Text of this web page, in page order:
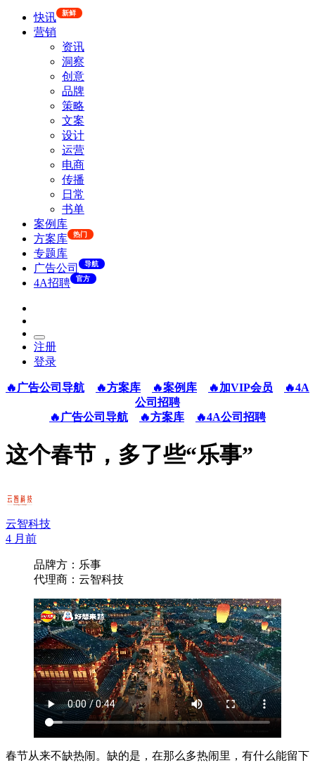
快讯 新鲜
营销
资讯
洞察
创意
品牌
策略
文案
设计
运营
电商
传播
日常
书单
案例库
方案库
热门
专题库
广告公司
导航
4A招聘 官方
注册
登录
🔥广告公司导航 🔥方案库 🔥案例库 🔥加VIP会员
🔥4A
公司招聘
🔥广告公司导航
🔥方案库 🔥4A公司招聘
这个春节，多了些“乐事”
云智科技
4 月前
品牌方：乐事
代理商：云智科技
春节从来不缺热闹。缺的是，在那么多热闹里，有什么能留下